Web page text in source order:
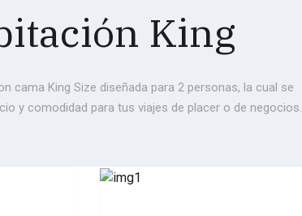
King
cama King Size diseñada para 2 personas, la cual se
y comodidad para tus viajes de placer o de negocios.